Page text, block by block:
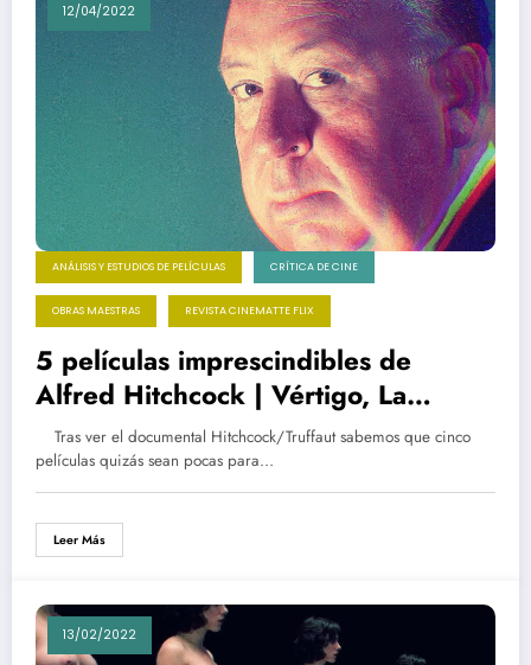
12/04/2022
ANÁLISIS Y ESTUDIOS DE PELÍCULAS CRÍTICA DE CINE
OBRAS MAESTRAS REVISTA CINEMATTE FLIX
5 películas imprescindibles de
Alfred Hitchcock | Vértigo, La
ventana indiscreta | Los pájaros |
Psicosis | Atrapa un ladrón | Obras
maestras
Tras ver el documental Hitchcock/Truffaut sabemos que cinco
películas quizás sean pocas para…
Leer Más
13/02/2022